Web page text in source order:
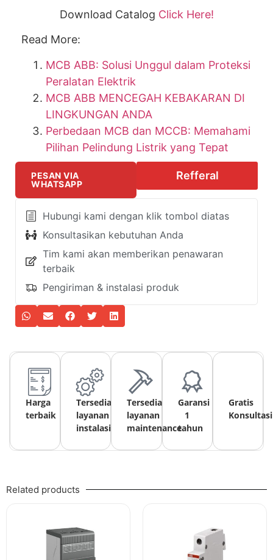
Download Catalog Click Here!
Read More:
MCB ABB: Solusi Unggul dalam Proteksi
Peralatan Elektrik
MCB ABB MENCEGAH KEBAKARAN DI
LINGKUNGAN ANDA
Perbedaan MCB dan MCCB: Memahami
Pilihan Pelindung Listrik yang Tepat
PESAN VIA
WHATSAPP
Refferal
Hubungi kami dengan klik tombol diatas
Konsultasikan kebutuhan Anda
Tim kami akan memberikan penawaran
terbaik
Pengiriman & instalasi produk
Harga
terbaik
Tersedia
layanan
instalasi
Tersedia
layanan
maintenance
Garansi
1
tahun
Gratis
Konsultasi
Related products